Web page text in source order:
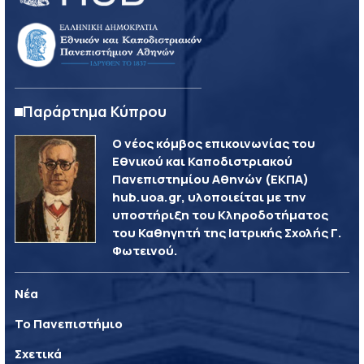
Παράρτημα Κύπρου
Ο νέος κόμβος επικοινωνίας του
Εθνικού και Καποδιστριακού
Πανεπιστημίου Αθηνών (ΕΚΠΑ)
hub.uoa.gr, υλοποιείται με την
υποστήριξη του Κληροδοτήματος
του Καθηγητή της Ιατρικής Σχολής Γ.
Φωτεινού.
Νέα
Το Πανεπιστήμιο
Σχετικά